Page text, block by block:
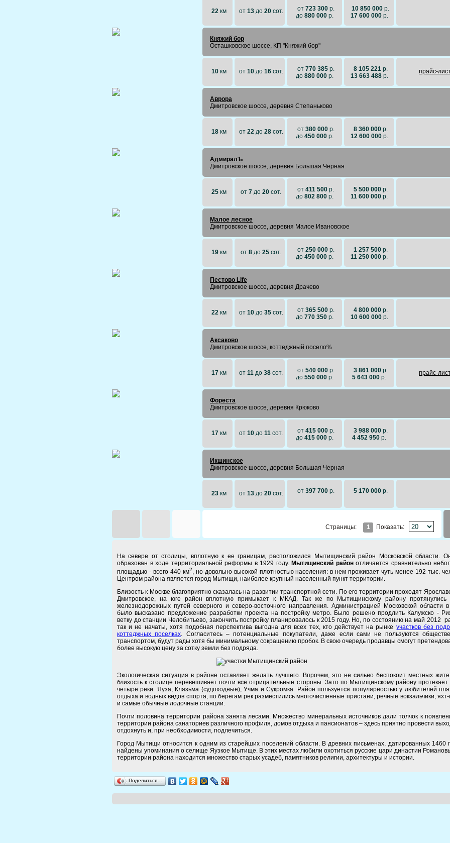
22км от 13до 20сот. от 723 300р.
до 880 000р.
10 850 000 р.
17 600 000р.
Княжий бор
Осташковское шоссе, КП "Княжий бор"
10км от 10до 16сот. от 770 385р.
до 880 000р.
8 105 221р.
13 663 488р.
прайc-
Аврора
Дмитровское шоссе, деревня Степаньково
18км от 22до 28сот. от 380 000р.
до 450 000р.
8 360 000р.
12 600 000р.
АдмиралЪ
Дмитровское шоссе, деревня Большая Черная
25км от 7 до 20 сот. от 411 500 р.
до 802 800р.
5 500 000р.
11 600 000 р.
Малое лесное
Дмитровское шоссе, деревня Малое Ивановское
19км от 8 до 25 сот. от 250 000р.
до 450 000р.
1 257 500р.
11 250 000 р.
Пестово Life
Дмитровское шоссе, деревня Драчево
22км от 10до 35сот. от 365 500р.
до 770 350р.
4 800 000р.
10 600 000р.
Аксаково
Дмитровское шоссе, коттеджный посело%
17км от 11 до 38 сот. от 540 000р.
до 550 000р.
3 861 000р.
5 643 000 р.
прайc-
Фореста
Дмитровское шоссе, деревня Крюково
17км от 10 до 11 сот. от 415 000р.
до 415 000р.
3 988 000р.
4 452 950 р.
Икшинское
Дмитровское шоссе, деревня Большая Черная
23км от 13до 20сот. от 397 700р. 5 170 000р.
Страницы: 1 Показать:
На севере от столицы, вплотную к ее границам, расположился Мытищинский район Московской области.
образован в ходе территориальной реформы в 1929 году. Мытищинский районотличается сравнительно
площадью - всего 440 км2, но довольно высокой плотностью населения: в нем проживает чуть менее 192 тыс.
Центром района является город Мытищи, наиболее крупный населенный пункт территории.
Близость к Москве благоприятно сказалась на развитии транспортной сети. По его территории проходят
Дмитровское, на юге район вплотную примыкает к МКАД. Так же по Мытищинскому району протянулись
железнодорожных путей северного и северо-восточного направления. Администрацией Московской области
было высказано предложение разработки проекта на постройку метро. Было решено продлить Калужско -
ветку до станции Челобитьево, закончить постройку планировалось к 2015 году. Но, по состоянию на май 2012
так и не начаты, хотя подобная перспектива выгодна для всех тех, кто действует на рынке участков без
коттеджных поселках. Согласитесь – потенциальные покупатели, даже если сами не пользуются
транспортом, будут рады хотя бы минимальному сокращению пробок. В свою очередь продавцы смогут
более высокую цену за сотку земли без подряда.
Экологическая ситуация в районе оставляет желать лучшего. Впрочем, это не сильно беспокоит местных
близость к столице перевешивает почти все отрицательные стороны. Зато по Мытищинскому району протекает
четыре реки: Яуза, Клязьма (судоходные), Учма и Сукромка. Район пользуется популярностью у любителей
отдыха и водных видов спорта, по берегам рек разместились многочисленные пристани, речные вокзальчики,
и самые обычные лодочные станции.
Почти половина территории района занята лесами. Множество минеральных источников дали толчок к
территории района санаториев различного профиля, домов отдыха и пансионатов – здесь приятно провести
отдохнуть и, при необходимости, подлечиться.
Город Мытищи относится к одним из старейших поселений области. В древних письменах, датированных 1460
найдены упоминания о селище Яузкое Мытище. В этих местах любили охотиться русские цари династии
территории района находится множество старых усадеб, памятников религии, архитектуры и истории.
Поделиться…